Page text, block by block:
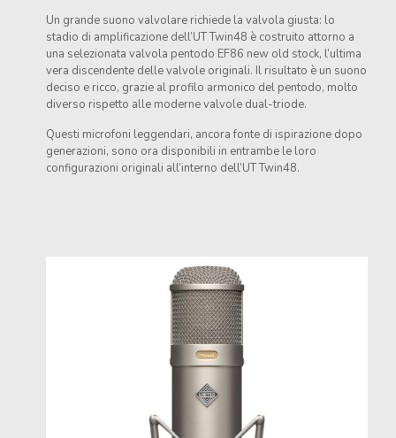
Un grande suono valvolare richiede la valvola giusta: lo
stadio di amplificazione dell’UT Twin48 è costruito attorno a
una selezionata valvola pentodo EF86 new old stock, l’ultima
vera discendente delle valvole originali. Il risultato è un suono
deciso e ricco, grazie al profilo armonico del pentodo, molto
diverso rispetto alle moderne valvole dual-triode.
Questi microfoni leggendari, ancora fonte di ispirazione dopo
generazioni, sono ora disponibili in entrambe le loro
configurazioni originali all’interno dell’UT Twin48.